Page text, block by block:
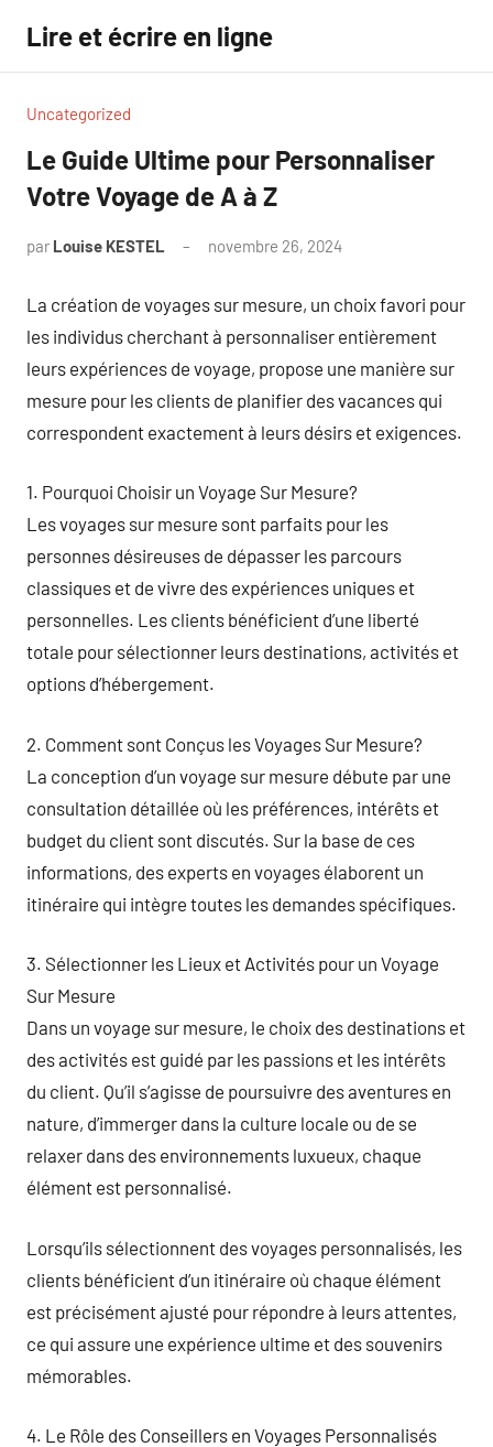
contenu
Lire et écrire en ligne
Uncategorized
Le Guide Ultime pour Personnaliser
Votre Voyage de A à Z
par Louise KESTEL novembre 26, 2024
La création de voyages sur mesure, un choix favori pour
les individus cherchant à personnaliser entièrement
leurs expériences de voyage, propose une manière sur
mesure pour les clients de planifier des vacances qui
correspondent exactement à leurs désirs et exigences.
1. Pourquoi Choisir un Voyage Sur Mesure?
Les voyages sur mesure sont parfaits pour les
personnes désireuses de dépasser les parcours
classiques et de vivre des expériences uniques et
personnelles. Les clients bénéficient d’une liberté
totale pour sélectionner leurs destinations, activités et
options d’hébergement.
2. Comment sont Conçus les Voyages Sur Mesure?
La conception d’un voyage sur mesure débute par une
consultation détaillée où les préférences, intérêts et
budget du client sont discutés. Sur la base de ces
informations, des experts en voyages élaborent un
itinéraire qui intègre toutes les demandes spécifiques.
3. Sélectionner les Lieux et Activités pour un Voyage
Sur Mesure
Dans un voyage sur mesure, le choix des destinations et
des activités est guidé par les passions et les intérêts
du client. Qu’il s’agisse de poursuivre des aventures en
nature, d’immerger dans la culture locale ou de se
relaxer dans des environnements luxueux, chaque
élément est personnalisé.
Lorsqu’ils sélectionnent des voyages personnalisés, les
clients bénéficient d’un itinéraire où chaque élément
est précisément ajusté pour répondre à leurs attentes,
ce qui assure une expérience ultime et des souvenirs
mémorables.
4. Le Rôle des Conseillers en Voyages Personnalisés